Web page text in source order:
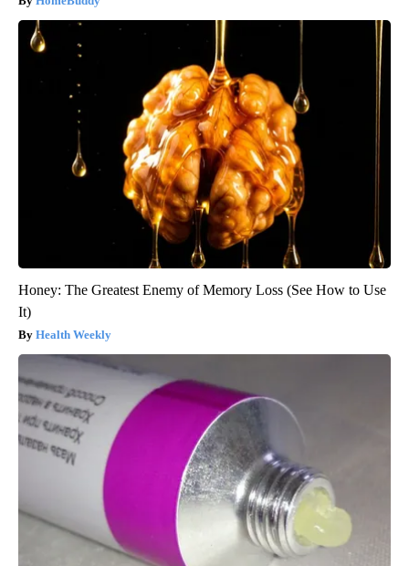
Honey: The Greatest Enemy of Memory Loss (See How to Use
It)
Health Weekly